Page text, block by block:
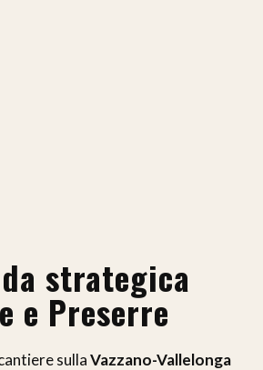
strategica
e Preserre
sullaVazzano-Vallelonga